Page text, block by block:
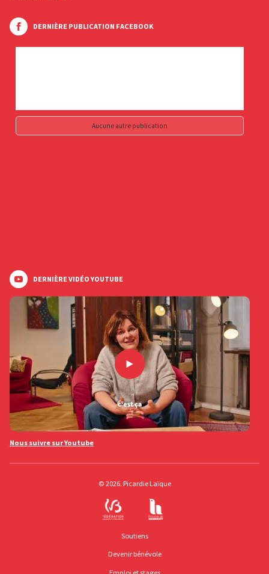
DERNIÈRE PUBLICATION FACEBOOK
Aucune autre publication
DERNIÈRE VIDÉO YOUTUBE
Nous suivre sur Youtube
© 2026. Picardie Laïque
Soutiens
Devenir bénévole